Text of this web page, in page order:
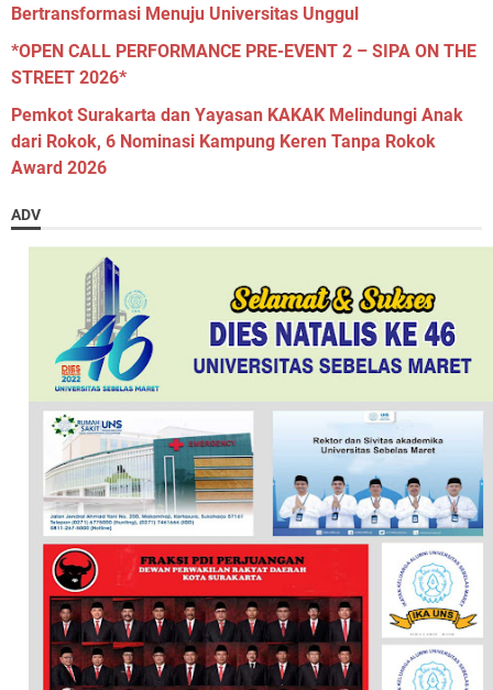
Bertransformasi Menuju Universitas Unggul
*OPEN CALL PERFORMANCE PRE-EVENT 2 – SIPA ON THE
STREET 2026*
Pemkot Surakarta dan Yayasan KAKAK Melindungi Anak
dari Rokok, 6 Nominasi Kampung Keren Tanpa Rokok
Award 2026
ADV